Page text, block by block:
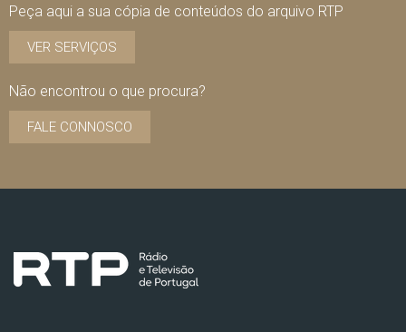
Peça aqui a sua cópia de conteúdos do arquivo RTP
VER SERVIÇOS
Não encontrou o que procura?
FALE CONNOSCO